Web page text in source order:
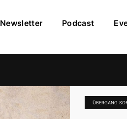
Newsletter Podcast
ÜBERGANG